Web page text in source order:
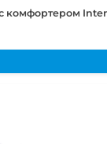
комфортером